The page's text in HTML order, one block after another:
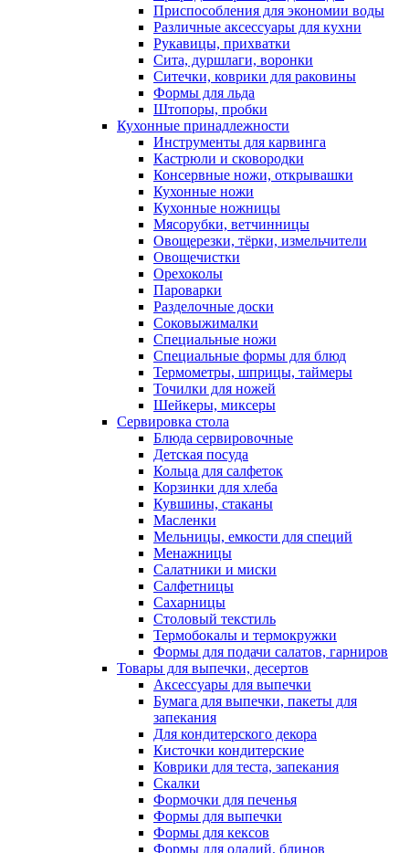
Приспособления для экономии воды
Различные аксессуары для кухни
Рукавицы, прихватки
Сита, дуршлаги, воронки
Ситечки, коврики для раковины
Формы для льда
Штопоры, пробки
Кухонные принадлежности
Инструменты для карвинга
Кастрюли и сковородки
Консервные ножи, открывашки
Кухонные ножи
Кухонные ножницы
Мясорубки, ветчинницы
Овощерезки, тёрки, измельчители
Овощечистки
Орехоколы
Пароварки
Разделочные доски
Соковыжималки
Специальные ножи
Специальные формы для блюд
Термометры, шприцы, таймеры
Точилки для ножей
Шейкеры, миксеры
Сервировка стола
Блюда сервировочные
Детская посуда
Кольца для салфеток
Корзинки для хлеба
Кувшины, стаканы
Масленки
Мельницы, емкости для специй
Менажницы
Салатники и миски
Салфетницы
Сахарницы
Столовый текстиль
Термобокалы и термокружки
Формы для подачи салатов, гарниров
Товары для выпечки, десертов
Аксессуары для выпечки
Бумага для выпечки, пакеты для
запекания
Для кондитерского декора
Кисточки кондитерские
Коврики для теста, запекания
Скалки
Формочки для печенья
Формы для выпечки
Формы для кексов
Формы для оладий, блинов